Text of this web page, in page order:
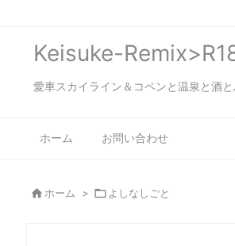
Keisuke-
愛車スカイライン＆コペンと温泉と酒
ホーム お問い合わせ
 ホーム >  よしなしごと